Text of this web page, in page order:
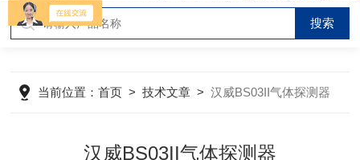
当前位置：首页 >技术文章 >汉威BS03II气体探测器
汉威BS03II气体探测器